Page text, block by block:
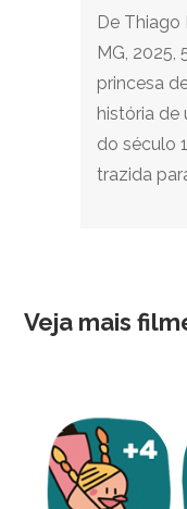
De Thiago
MG, 2025,
princesa
história de
do século
trazida
Veja mais